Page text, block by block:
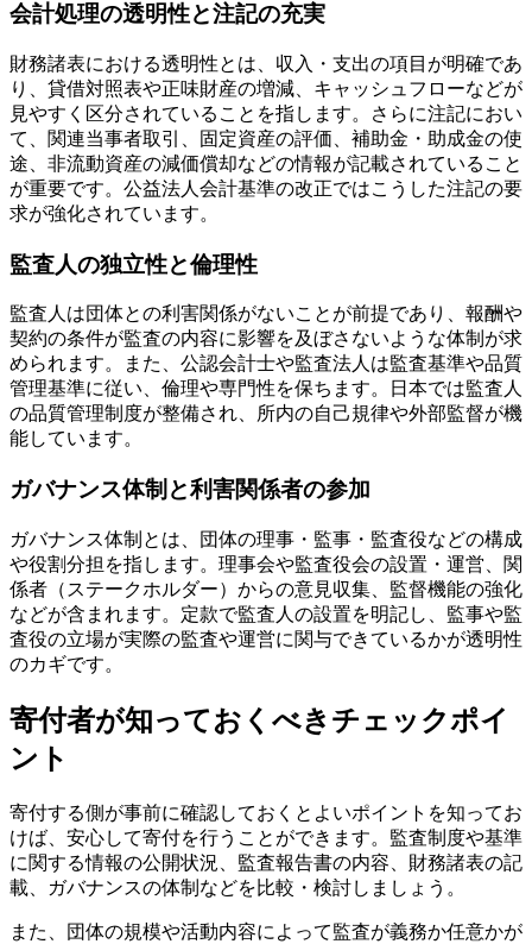
会計処理の透明性と注記の充実
財務諸表における透明性とは、収入・支出の項目が明確であ
り、貸借対照表や正味財産の増減、キャッシュフローなどが
見やすく区分されていることを指します。さらに注記におい
て、関連当事者取引、固定資産の評価、補助金・助成金の使
途、非流動資産の減価償却などの情報が記載されていること
が重要です。公益法人会計基準の改正ではこうした注記の要
求が強化されています。
監査人の独立性と倫理性
監査人は団体との利害関係がないことが前提であり、報酬や
契約の条件が監査の内容に影響を及ぼさないような体制が求
められます。また、公認会計士や監査法人は監査基準や品質
管理基準に従い、倫理や専門性を保ちます。日本では監査人
の品質管理制度が整備され、所内の自己規律や外部監督が機
能しています。
ガバナンス体制と利害関係者の参加
ガバナンス体制とは、団体の理事・監事・監査役などの構成
や役割分担を指します。理事会や監査役会の設置・運営、関
係者（ステークホルダー）からの意見収集、監督機能の強化
などが含まれます。定款で監査人の設置を明記し、監事や監
査役の立場が実際の監査や運営に関与できているかが透明性
のカギです。
寄付者が知っておくべきチェックポイ
ント
寄付する側が事前に確認しておくとよいポイントを知ってお
けば、安心して寄付を行うことができます。監査制度や基準
に関する情報の公開状況、監査報告書の内容、財務諸表の記
載、ガバナンスの体制などを比較・検討しましょう。
また、団体の規模や活動内容によって監査が義務か任意かが